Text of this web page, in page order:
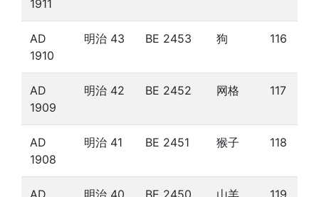
1911
AD
1910
明治 43 BE 2453 狗 116
AD
1909
明治 42 BE 2452 网格 117
AD
1908
明治 41 BE 2451 猴子 118